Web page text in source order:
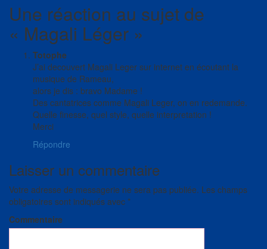
Une réaction au sujet de
« Magali Léger »
Totophe
J’ai decouvert Magali Leger sur internet en écoutant la
musique de Rameau,
alors je dis : bravo Madame !
Des cantatrices comme Magali Leger, on en redemande.
Quelle finesse, quel style, quelle interpretation !
Merci
Répondre
Laisser un commentaire
Votre adresse de messagerie ne sera pas publiée. Les champs
obligatoires sont indiqués avec *
Commentaire